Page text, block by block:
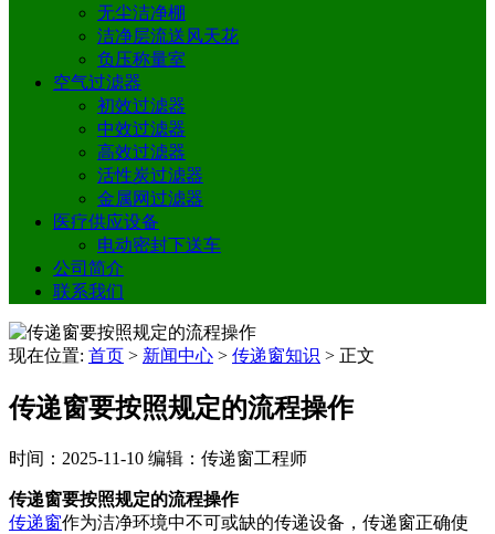
无尘洁净棚
洁净层流送风天花
负压称量室
空气过滤器
初效过滤器
中效过滤器
高效过滤器
活性炭过滤器
金属网过滤器
医疗供应设备
电动密封下送车
公司简介
联系我们
现在位置: 首页 > 新闻中心 > 传递窗知识 > 正文
传递窗要按照规定的流程操作
时间：2025-11-10 编辑：传递窗工程师
传递窗要按照规定的流程操作
传递窗作为洁净环境中不可或缺的传递设备，传递窗正确使